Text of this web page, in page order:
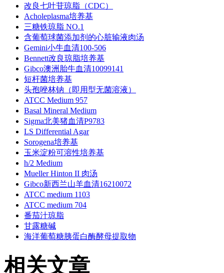
改良七叶苷琼脂（CDC）
Acholeplasma培养基
三糖铁琼脂 NO.1
含葡萄球菌添加剂的心脏输液肉汤
Gemini小牛血清100-506
Bennett改良琼脂培养基
Gibco澳洲胎牛血清10099141
短杆菌培养基
头孢唑林钠（即用型无菌溶液）
ATCC Medium 957
Basal Mineral Medium
Sigma北美猪血清P9783
LS Differential Agar
Sorogena培养基
玉米淀粉可溶性培养基
h/2 Medium
Mueller Hinton II 肉汤
Gibco新西兰山羊血清16210072
ATCC medium 1103
ATCC medium 704
番茄汁琼脂
甘露糖碱
海洋葡萄糖胰蛋白酶酵母提取物
相关文章